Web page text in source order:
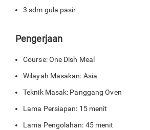
3 sdm gula pasir
Pengerjaan
Course: One Dish Meal
Wilayah Masakan: Asia
Teknik Masak: Panggang Oven
Lama Persiapan: 15 menit
Lama Pengolahan: 45 menit